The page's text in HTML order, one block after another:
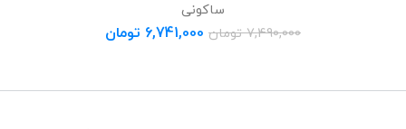
ساکونی
7,490,000 تومان 6,741,000 تومان